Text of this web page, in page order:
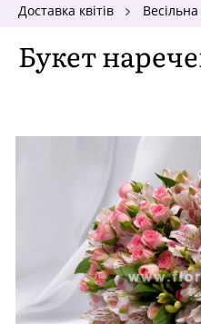
Доставка квітів
Букет